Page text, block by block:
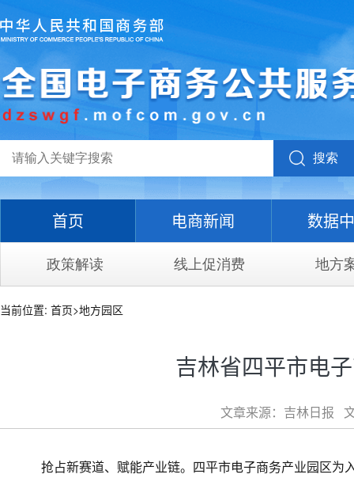
搜索
首页 电商新闻 数据
政策解读 线上促消费 地方
当前位置: 首页>地方园区
吉林省四平市电
文章来源：吉林日报
抢占新赛道、赋能产业链。四平市电子商务产业园区为